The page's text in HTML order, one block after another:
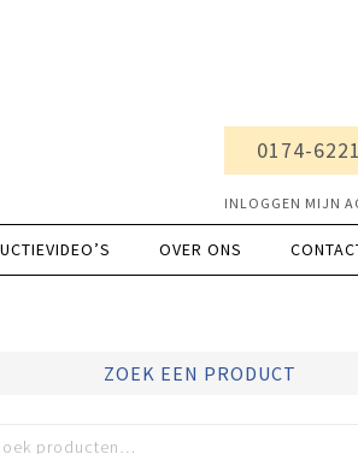
0174-
INLOGGEN MIJN
OVER ONS
ZOEK EEN PRODUCT